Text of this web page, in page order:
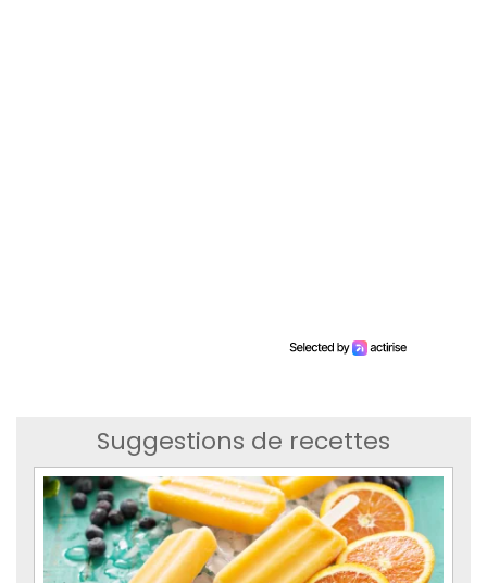
Suggestions de recettes